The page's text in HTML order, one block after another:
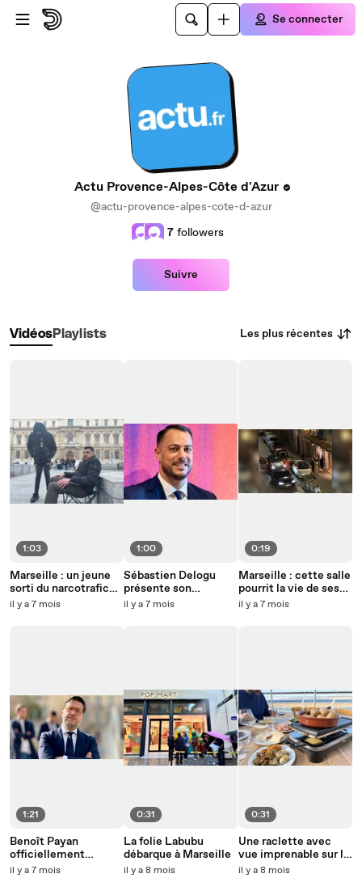
Passer au contenu principal
Se connecter
Actu Provence-Alpes-Côte d'Azur
@actu-provence-alpes-cote-d-azur
7 followers
Suivre
VidéosPlaylists Les plus récentes
1:03
Marseille : un jeune
sorti du narcotrafic
entame une grève de
il y a 7 mois
1:21
Benoît Payan
officiellement
candidat à Marseille
il y a 7 mois
1:00
Sébastien Delogu
présente son
programme pour
il y a 7 mois
0:31
La folie Labubu
débarque à Marseille
il y a 8 mois
0:19
Marseille : cette salle
pourrit la vie de ses
voisins
il y a 7 mois
0:31
Une raclette avec
vue imprenable sur la
mer à Marseille
il y a 8 mois